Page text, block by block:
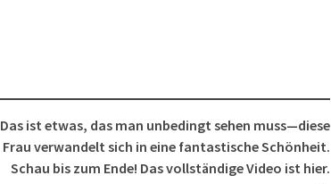
Das ist etwas, das man unbedingt sehen muss—diese
Frau verwandelt sich in eine fantastische Schönheit.
Schau bis zum Ende! Das vollständige Video ist hier.